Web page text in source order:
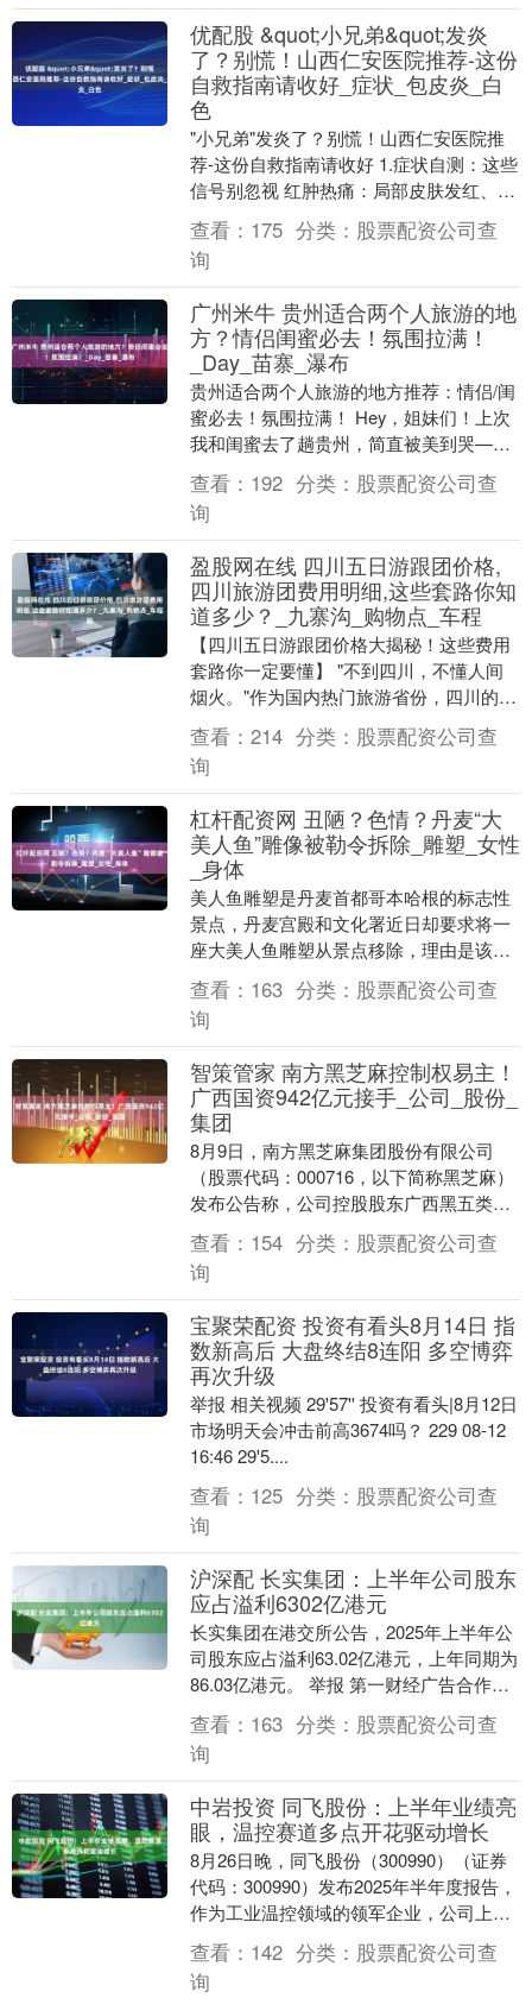
优配股 &quot;小兄弟&quot;发炎
了？别慌！山西仁安医院推荐-这份
自救指南请收好_症状_包皮炎_白
色
"小兄弟"发炎了？别慌！山西仁安医院推
荐-这份自救指南请收好 1.症状自测：这些
信号别忽视 红肿热痛：局部皮肤发红、肿
胀、触痛明显 异常分泌物：白色/黄色分泌
物....
查看： 175 分类： 股票配资公司查
询
广州米牛 贵州适合两个人旅游的地
方？情侣闺蜜必去！氛围拉满！
_Day_苗寨_瀑布
贵州适合两个人旅游的地方推荐：情侣/闺
蜜必去！氛围拉满！ Hey，姐妹们！上次
我和闺蜜去了趟贵州，简直被美到哭——
山清水秀，氛围感直接拉满，特别适合两
个人慢悠悠....
查看： 192 分类： 股票配资公司查
询
盈股网在线 四川五日游跟团价格,
四川旅游团费用明细,这些套路你知
道多少？_九寨沟_购物点_车程
【四川五日游跟团价格大揭秘！这些费用
套路你一定要懂】 "不到四川，不懂人间
烟火。"作为国内热门旅游省份，四川的雪
山、古镇、熊猫与火锅共同编织成一张迷
人的网。天府....
查看： 214 分类： 股票配资公司查
询
杠杆配资网 丑陋？色情？丹麦“大
美人鱼”雕像被勒令拆除_雕塑_女性
_身体
美人鱼雕塑是丹麦首都哥本哈根的标志性
景点，丹麦宫殿和文化署近日却要求将一
座大美人鱼雕塑从景点移除，理由是该雕
像“丑陋、色情”以及充满“男性对女性外表
的狂热幻想”....
查看： 163 分类： 股票配资公司查
询
智策管家 南方黑芝麻控制权易主！
广西国资942亿元接手_公司_股份_
集团
8月9日，南方黑芝麻集团股份有限公司
（股票代码：000716，以下简称黑芝麻）
发布公告称，公司控股股东广西黑五类食
品集团有限责任公司（以下简称黑五类集
团）与广西....
查看： 154 分类： 股票配资公司查
询
宝聚荣配资 投资有看头8月14日 指
数新高后 大盘终结8连阳 多空博弈
再次升级
举报 相关视频 29'57'' 投资有看头|8月12日
市场明天会冲击前高3674吗？ 229 08-12
16:46 29'5....
查看： 125 分类： 股票配资公司查
询
沪深配 长实集团：上半年公司股东
应占溢利6302亿港元
长实集团在港交所公告，2025年上半年公
司股东应占溢利63.02亿港元，上年同期为
86.03亿港元。 举报 第一财经广告合作，
请点击这里此内容为第一财经原创，著....
查看： 163 分类： 股票配资公司查
询
中岩投资 同飞股份：上半年业绩亮
眼，温控赛道多点开花驱动增长
8月26日晚，同飞股份（300990）（证券
代码：300990）发布2025年半年度报告，
作为工业温控领域的领军企业，公司上半
年紧扣下游行业发展机遇，凭借多元化....
查看： 142 分类： 股票配资公司查
询